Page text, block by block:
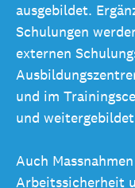
ausgebildet.
Schulungen
externen
und im
und
Auch
Arbeitssicherheit